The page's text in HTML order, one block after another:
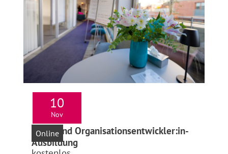
10
Nov
Infoabend Organisationsentwickler:in-
Ausbildung
Online